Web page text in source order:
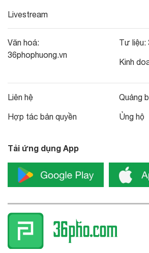
Livestream
Văn hoá:
36phophuong.vn
Tư liệu:
Kinh
Liên hệ
Hợp tác bản quyền
Quảng
Ủng hộ
Tải ứng dụng App